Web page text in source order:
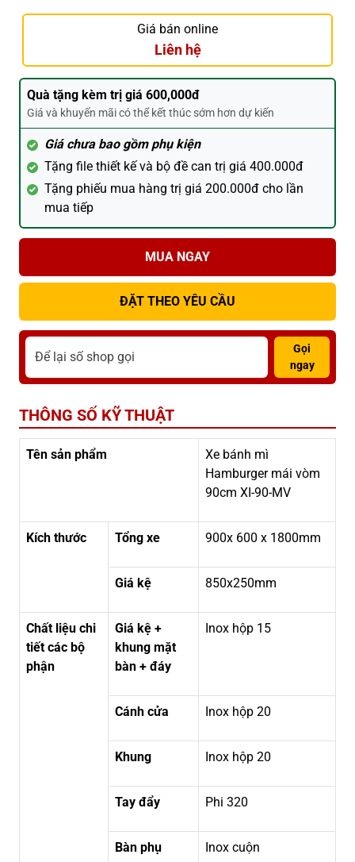
Giá bán online
Liên hệ
Quà tặng kèm trị giá 600,000đ
Giá và khuyến mãi có thể kết thúc sớm hơn dự kiến
Giá chưa bao gồm phụ kiện
Tặng file thiết kế và bộ đề can trị giá 400.000đ
Tặng phiếu mua hàng trị giá 200.000đ cho lần
mua tiếp
MUA NGAY
ĐẶT THEO YÊU CẦU
Gọi
ngay
THÔNG SỐ KỸ THUẬT
Tên sản phẩm
Xe bánh mì
Hamburger mái vòm
90cm XI-90-MV
Kích thước Tổng xe 900x 600 x 1800mm
Giá kệ 850x250mm
Chất liệu chi
tiết các bộ
phận
Giá kệ +
khung mặt
bàn + đáy
Inox hộp 15
Cánh cửa Inox hộp 20
Khung Inox hộp 20
Tay đẩy Phi 320
Bàn phụ Inox cuộn